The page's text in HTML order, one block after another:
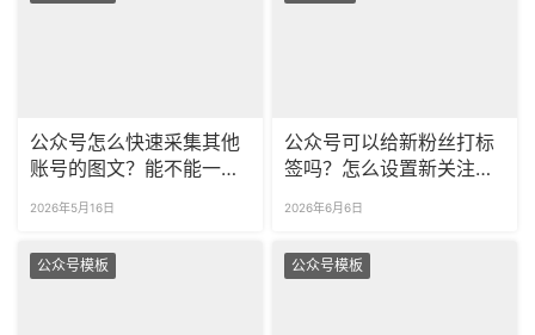
公众号怎么快速采集其他
账号的图文？能不能一次
2026年5月16日
公众号可以给新粉丝打标
签吗？怎么设置新关注自
2026年6月6日
公众号模板 公众号模板